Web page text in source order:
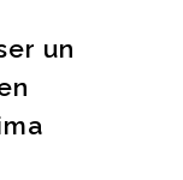
un